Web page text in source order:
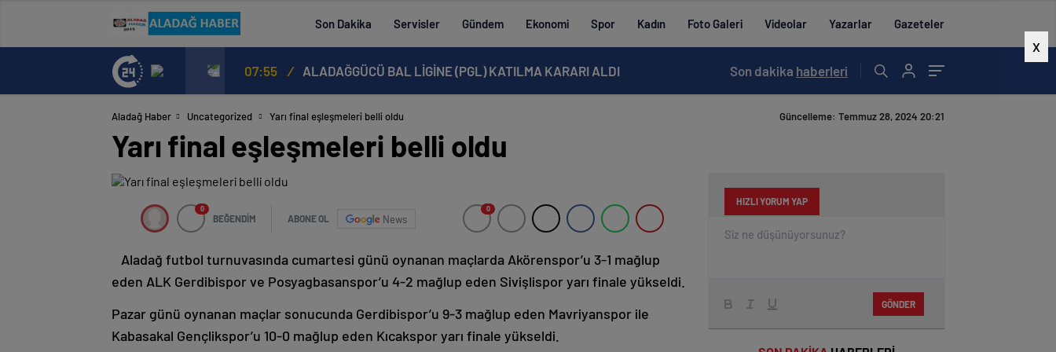
Son Dakika Servisler Gündem Ekonomi Spor Kadın Foto Galeri Videolar Yazarlar Gazeteler
07:55 / ALADAĞGÜCÜ BAL LİGİNE (PGL) KATILMA KARARI ALDI 16:04 / ALADAĞ’IN GÜCÜ YETMEDİ
Son dakika haberleri
X
Aladağ Haber Uncategorized Yarı final eşleşmeleri belli oldu Güncelleme: Temmuz 28, 2024 20:21
Yarı final eşleşmeleri belli oldu
0
BEĞENDİM ABONE OL News
0
Aladağ futbol turnuvasında cumartesi günü oynanan maçlarda Akörenspor’u 3-1 mağlup
eden ALK Gerdibispor ve Posyagbasanspor’u 4-2 mağlup eden Sivişlispor yarı finale yükseldi.
Pazar günü oynanan maçlar sonucunda Gerdibispor’u 9-3 mağlup eden Mavriyanspor ile
Kabasakal Gençlikspor’u 10-0 mağlup eden Kıcakspor yarı finale yükseldi.
HIZLI YORUM YAP
GÖNDER